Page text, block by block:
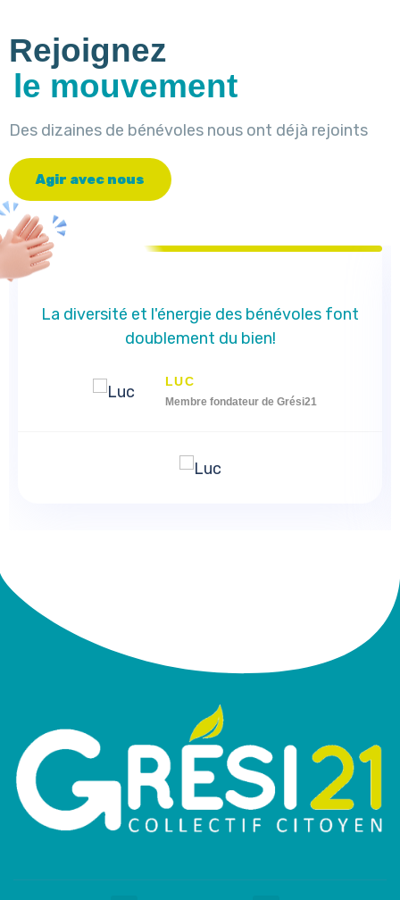
Rejoignez
le mouvement
Des dizaines de bénévoles nous ont déjà rejoints
Agir avec nous
La diversité et l'énergie des bénévoles font
doublement du bien!
LUC
Membre fondateur de Grési21